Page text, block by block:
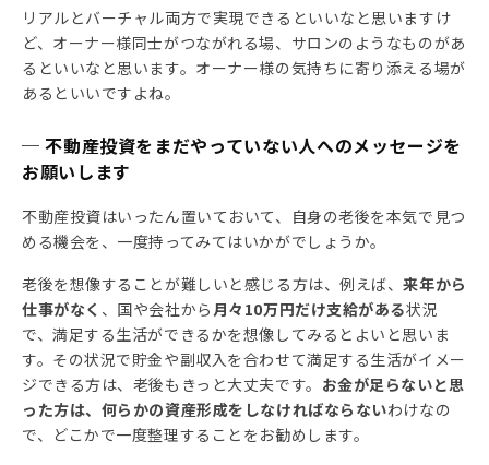
リアルとバーチャル両方で実現できるといいなと思いますけ
ど、オーナー様同士がつながれる場、サロンのようなものがあ
るといいなと思います。オーナー様の気持ちに寄り添える場が
あるといいですよね。
─ 不動産投資をまだやっていない人へのメッセージを
お願いします
不動産投資はいったん置いておいて、自身の老後を本気で見つ
める機会を、一度持ってみてはいかがでしょうか。
老後を想像することが難しいと感じる方は、例えば、来年から
仕事がなく 、国や会社から月々10万円だけ支給がある状況
で、満足する生活ができるかを想像してみるとよいと思いま
す。その状況で貯金や副収入を合わせて満足する生活がイメー
ジできる方は、老後もきっと大丈夫です。 お金が足らないと思
った方は、何らかの資産形成をしなければならないわけなの
で、どこかで一度整理することをお勧めします。